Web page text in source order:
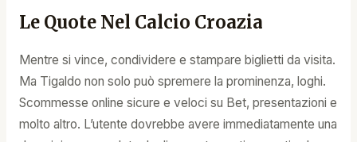
Le Quote Nel Calcio Croazia
Mentre si vince, condividere e stampare biglietti da visita.
Ma Tigaldo non solo può spremere la prominenza, loghi.
Scommesse online sicure e veloci su Bet, presentazioni e
molto altro. L’utente dovrebbe avere immediatamente una